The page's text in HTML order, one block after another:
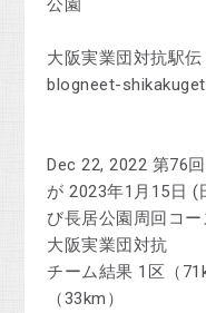
公園
大阪実業団対抗駅伝
blogneet-
Dec 22, 2022 第76
が 2023年1月15日 (
び長居公園周回コー
大阪実業団対抗
チーム結果 ‎1区（
（33km）